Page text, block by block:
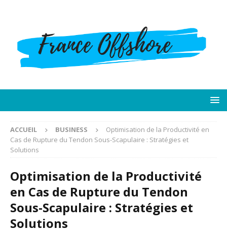
ACCUEIL BUSINESS
Optimisation de la Productivité en
Cas de Rupture du Tendon Sous-Scapulaire : Stratégies et
Solutions
Optimisation de la Productivité
en Cas de Rupture du Tendon
Sous-Scapulaire : Stratégies et
Solutions